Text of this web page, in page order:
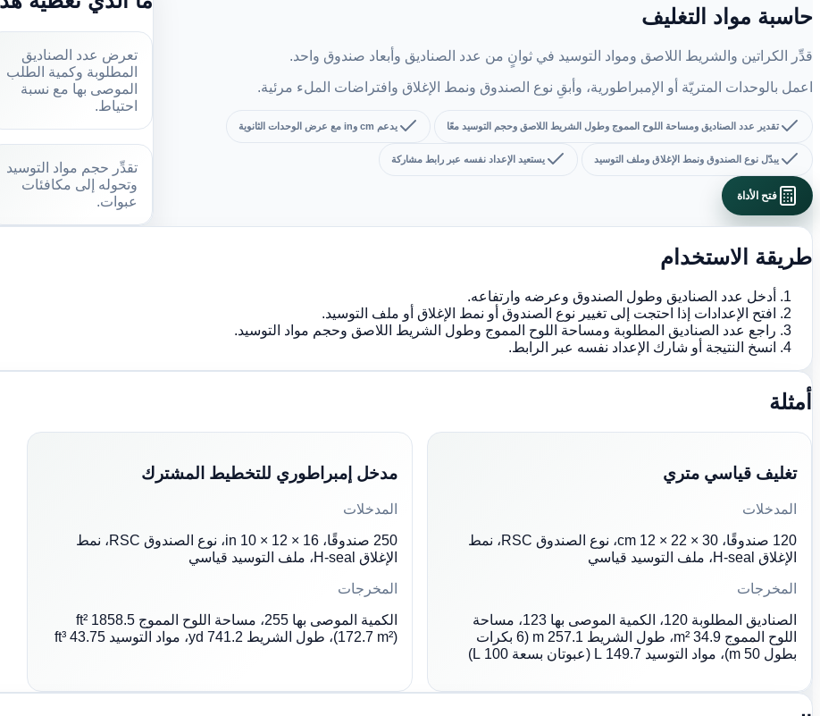
حاسبة مواد التغليف
قدِّر الكراتين والشريط اللاصق ومواد التوسيد في ثوانٍ من عدد الصناديق وأبعاد صندوق واحد.
اعمل بالوحدات المتريّة أو الإمبراطورية، وأبقِ نوع الصندوق ونمط الإغلاق وافتراضات الملء مرئية.
تقدير عدد الصناديق ومساحة اللوح المموج وطول الشريط اللاصق وحجم التوسيد معًا يدعم cm وin مع عرض الوحدات الثانوية
يبدّل نوع الصندوق ونمط الإغلاق وملف التوسيد يستعيد الإعداد نفسه عبر رابط مشاركة
فتح الأداة
تعرض عدد الصناديق
المطلوبة وكمية الطلب
الموصى بها مع نسبة
احتياط.
تقدِّر حجم مواد التوسيد
وتحوله إلى مكافئات
عبوات.
طريقة الاستخدام
أدخل عدد الصناديق وطول الصندوق وعرضه وارتفاعه.
افتح الإعدادات إذا احتجت إلى تغيير نوع الصندوق أو نمط الإغلاق أو ملف التوسيد.
راجع عدد الصناديق المطلوبة ومساحة اللوح المموج وطول الشريط اللاصق وحجم مواد التوسيد.
انسخ النتيجة أو شارك الإعداد نفسه عبر الرابط.
أمثلة
تغليف قياسي متري
المدخلات
120 صندوقًا، 30 × 22 × 12 cm، نوع الصندوق RSC، نمط
الإغلاق H-seal، ملف التوسيد قياسي
المخرجات
الصناديق المطلوبة 120، الكمية الموصى بها 123، مساحة
اللوح المموج 34.9 m²، طول الشريط 257.1 m (6 بكرات
بطول 50 m)، مواد التوسيد 149.7 L (عبوتان بسعة 100 L)
مدخل إمبراطوري للتخطيط المشترك
المدخلات
250 صندوقًا، 16 × 12 × 10 in، نوع الصندوق RSC، نمط
الإغلاق H-seal، ملف التوسيد قياسي
المخرجات
الكمية الموصى بها 255، مساحة اللوح المموج 1858.5 ft²
(172.7 m²)، طول الشريط 741.2 yd، مواد التوسيد 43.75 ft³